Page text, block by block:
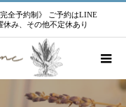
全予約制》 ご予約はLINE
み、その他不定休あり